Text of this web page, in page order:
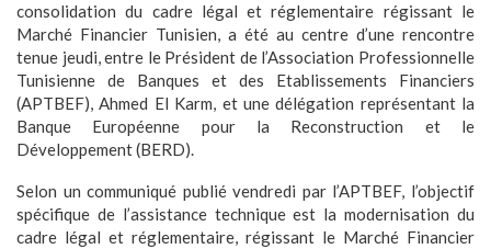
consolidation du cadre légal et réglementaire régissant le
Marché Financier Tunisien, a été au centre d’une rencontre
tenue jeudi, entre le Président de l’Association Professionnelle
Tunisienne de Banques et des Etablissements Financiers
(APTBEF), Ahmed El Karm, et une délégation représentant la
Banque Européenne pour la Reconstruction et le
Développement (BERD).
Selon un communiqué publié vendredi par l’APTBEF, l’objectif
spécifique de l’assistance technique est la modernisation du
cadre légal et réglementaire, régissant le Marché Financier